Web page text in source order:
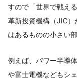
すので「世界で戦え
革新投資機構（JIC）
はあるものの小さい
例えば、パワー半導
や富士電機などもシ